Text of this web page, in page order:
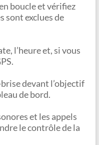
boucle et vérifiez
sont exclues de
l’heure et, si vous
devant l’objectif
de bord.
et les appels
le contrôle de la